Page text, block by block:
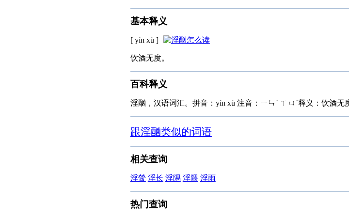
基本释义
[ yín xù ]
饮酒无度。
百科释义
淫酗，汉语词汇。拼音：yín xù 注音：ㄧㄣˊ ㄒㄩˋ释义：饮酒无
跟淫酗类似的词语
相关查询
淫醟 淫长 淫隅 淫隈 淫雨
热门查询